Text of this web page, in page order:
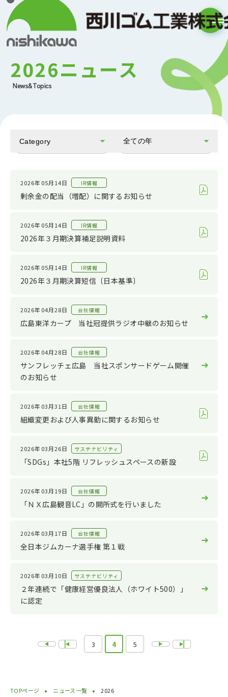
2026ニュース
News&Topics
Category
お知らせ
会社情報
全ての年
2024
2019
2014
2011
2026年05月14日 IR情報
剰余金の配当（増配）に関するお知らせ
2026年05月14日 IR情報
2026年３月期決算補足説明資料
2026年05月14日 IR情報
2026年３月期決算短信〔日本基準〕
2026年04月28日 会社情報
広島東洋カープ 当社冠提供ラジオ中継のお知らせ
2026年04月28日 会社情報
サンフレッチェ広島 当社スポンサードゲーム開催
のお知らせ
2026年03月31日 会社情報
組織変更および人事異動に関するお知らせ
2026年03月26日 サステナビリティ
「SDGs」本社5階 リフレッシュスペースの新設
2026年03月19日 会社情報
「ＮＸ広島観音LC」の開所式を行いました
2026年03月17日 会社情報
全日本ジムカーナ選手権 第１戦
2026年03月10日 サステナビリティ
２年連続で「健康経営優良法人（ホワイト500）」
に認定
3 4 5
TOPページ ニュース一覧 2026